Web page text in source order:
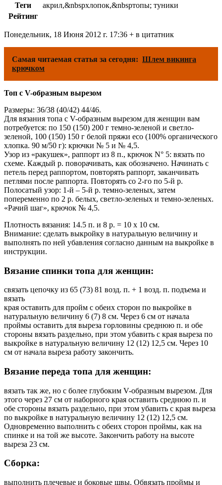
Теги
акрил,&nbspхлопок,&nbspтопы; туники
Рейтинг
Понедельник, 18 Июня 2012 г. 17:36 + в цитатник
Самая читаемая статья за сегодня: Шлем викинга
крючком
Топ с V-образным вырезом
Размеры: 36/38 (40/42) 44/46.
Для вязания топа с V-образным вырезом для женщин вам
потребуется: по 150 (150) 200 г темно-зеленой и светло-
зеленой, 100 (150) 150 г белой пряжи есо (100% органического
хлопка. 90 м/50 г): крючки № 5 и № 4,5.
Узор из «ракушек», раппорт из 8 п., крючок N° 5: вязать по
схеме. Каждый р. поворачивать, как обозначено. Начинать с
петель перед раппортом, повторять раппорт, заканчивать
петлями после раппорта. Повторять со 2-го по 5-й р.
Полосатый узор: 1-й – 5-й р. темно-зеленых, затем
попеременно по 2 р. белых, светло-зеленых и темно-зеленых.
«Рачий шаг», крючок № 4,5.
Плотность вязания: 14.5 п. и 8 р. = 10 х 10 см.
Внимание: сделать выкройку в натуральную величину и
выполнять по ней убавления согласно данным на выкройке в
инструкции.
Вязание спинки топа для женщин:
связать цепочку из 65 (73) 81 возд. п. + 1 возд. п. подъема и
вязать
края оставить для пройм с обеих сторон по выкройке в
натуральную величину 6 (7) 8 см. Через 6 см от начала
проймы оставить для выреза горловины среднюю п. и обе
стороны вязать раздельно, при этом убавить с края выреза по
выкройке в натуральную величину 12 (12) 12,5 см. Через 10
см от начала выреза работу закончить.
Вязание переда топа для женщин:
вязать так же, но с более глубоким V-образным вырезом. Для
этого через 27 см от наборного края оставить среднюю п. и
обе стороны вязать раздельно, при этом убавить с края выреза
по выкройке в натуральную величину 12 (12) 12,5 см.
Одновременно выполнить с обеих сторон проймы, как на
спинке и на той же высоте. Закончить работу на высоте
выреза 23 см.
Сборка:
выполнить плечевые и боковые швы. Обвязать проймы и